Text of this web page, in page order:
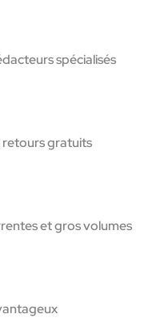
spécialisés
gratuits
et gros volumes